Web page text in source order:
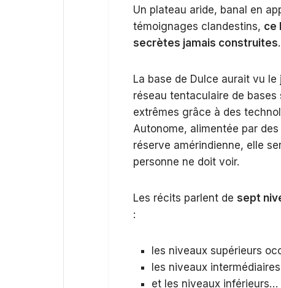
Un plateau aride, banal en
témoignages clandestins, ce
secrètes jamais construites.
La base de Dulce aurait vu le
réseau tentaculaire de
extrêmes grâce à des
Autonome, alimentée par
réserve amérindienne, elle
personne ne doit voir.
Les récits parlent de sept
:
les niveaux supérieurs
les niveaux
et les niveaux inférieurs…